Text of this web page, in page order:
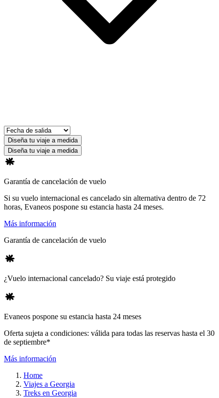
Diseña tu viaje a medida
Diseña tu viaje a medida
Garantía de cancelación de vuelo
Si su vuelo internacional es cancelado sin alternativa dentro de 72
horas, Evaneos pospone su estancia hasta 24 meses.
Más información
Garantía de cancelación de vuelo
¿Vuelo internacional cancelado? Su viaje está protegido
Evaneos pospone su estancia hasta 24 meses
Oferta sujeta a condiciones: válida para todas las reservas hasta el 30
de septiembre*
Más información
Home
Viajes a Georgia
Treks en Georgia